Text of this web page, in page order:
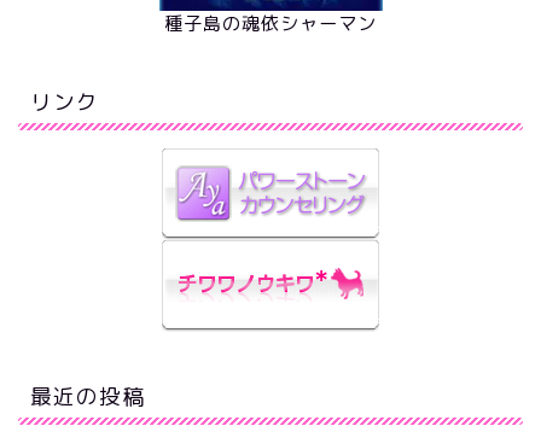
種子島の魂依シャーマン
リンク
最近の投稿